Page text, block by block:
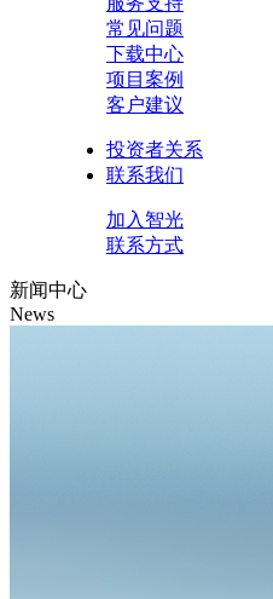
常见问题
下载中心
项目案例
客户建议
投资者关系
联系我们
加入智光
联系方式
新闻中心
News